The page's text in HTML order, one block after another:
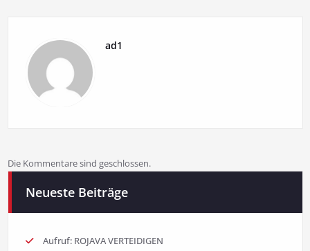
ad1
Die Kommentare sind geschlossen.
Neueste Beiträge
Aufruf: ROJAVA VERTEIDIGEN